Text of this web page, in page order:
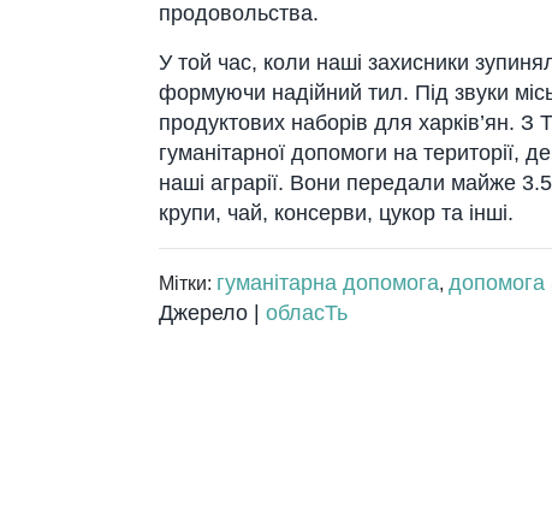
продовольства.
У той час, коли наші захисники
формуючи надійний тил. Під звуки
продуктових наборів для харків’ян. З
гуманітарної допомоги на території,
наші аграрії. Вони передали майже
крупи, чай, консерви, цукор та інші.
Мітки: гуманітарна допомога,
Джерело | обласТь